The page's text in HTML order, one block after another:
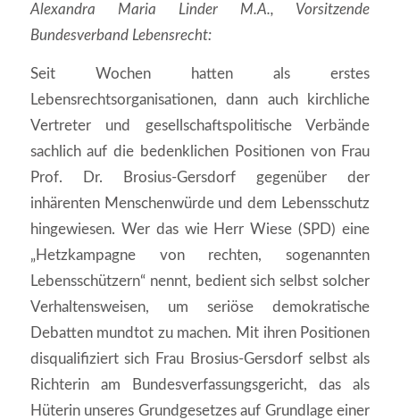
Alexandra Maria Linder M.A., Vorsitzende
Bundesverband Lebensrecht:
Seit Wochen hatten als erstes
Lebensrechtsorganisationen, dann auch kirchliche
Vertreter und gesellschaftspolitische Verbände
sachlich auf die bedenklichen Positionen von Frau
Prof. Dr. Brosius-Gersdorf gegenüber der
inhärenten Menschenwürde und dem Lebensschutz
hingewiesen. Wer das wie Herr Wiese (SPD) eine
„Hetzkampagne von rechten, sogenannten
Lebensschützern“ nennt, bedient sich selbst solcher
Verhaltensweisen, um seriöse demokratische
Debatten mundtot zu machen. Mit ihren Positionen
disqualifiziert sich Frau Brosius-Gersdorf selbst als
Richterin am Bundesverfassungsgericht, das als
Hüterin unseres Grundgesetzes auf Grundlage einer